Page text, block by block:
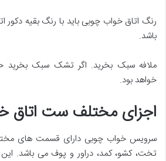
رنگ اتاق خواب چوبی باید با رنگ بقیه دکور
باشد.
ملافه سبک بخرید. اگر تشک سبک بخرید
خواهد بود.
اجزای مختلف ست اتاق
سرویس خواب چوبی دارای قسمت های
تخت، کشو، کمد، دراور و پوف می باشد.